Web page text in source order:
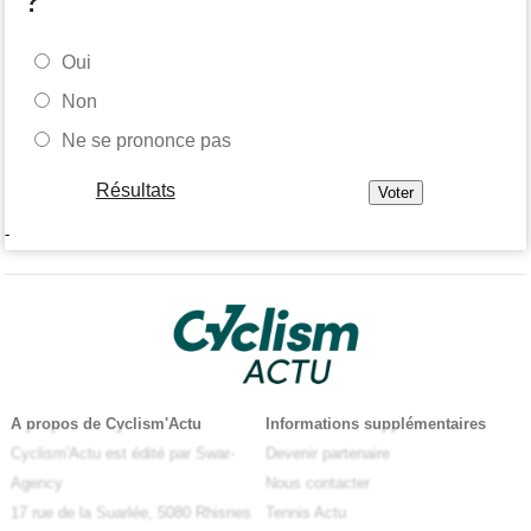
Oui
Non
Ne se prononce pas
Résultats
-
A propos de Cyclism'Actu
Cyclism'Actu est édité par Swar-
Agency
17 rue de la Suarlée, 5080 Rhisnes
Informations supplémentaires
Devenir partenaire
Nous contacter
Tennis Actu